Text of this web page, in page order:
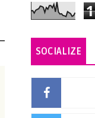
1
SOCIALIZE